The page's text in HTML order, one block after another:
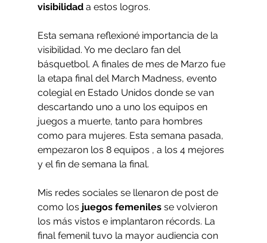
visibilidad a estos logros.
Esta semana reflexioné importancia de la
visibilidad. Yo me declaro fan del
básquetbol. A finales de mes de Marzo fue
la etapa final del March Madness, evento
colegial en Estado Unidos donde se van
descartando uno a uno los equipos en
juegos a muerte, tanto para hombres
como para mujeres. Esta semana pasada,
empezaron los 8 equipos , a los 4 mejores
y el fin de semana la final.
Mis redes sociales se llenaron de post de
como los juegos femeniles se volvieron
los más vistos e implantaron récords. La
final femenil tuvo la mayor audiencia con